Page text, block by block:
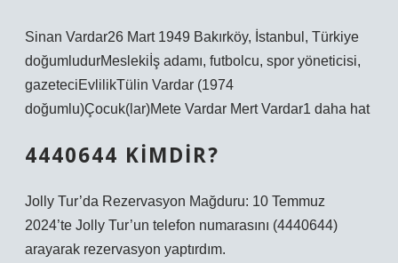
Sinan Vardar26 Mart 1949 Bakırköy, İstanbul, Türkiye
doğumludurMeslekiİş adamı, futbolcu, spor yöneticisi,
gazeteciEvlilikTülin Vardar (1974
doğumlu)Çocuk(lar)Mete Vardar Mert Vardar1 daha hat
4440644 KIMDIR?
Jolly Tur’da Rezervasyon Mağduru: 10 Temmuz
2024’te Jolly Tur’un telefon numarasını (4440644)
arayarak rezervasyon yaptırdım.